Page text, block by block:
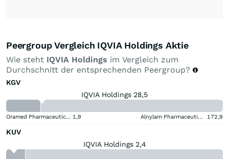
Peergroup Vergleich IQVIA Holdings Aktie
Wie steht IQVIA Holdings im Vergleich zum
Durchschnitt der entsprechenden Peergroup?
KGV
IQVIA Holdings 28,5
Oramed Pharmaceuticals 1,9 Alnylam Pharmaceuticals 172,9
KUV
IQVIA Holdings 2,4